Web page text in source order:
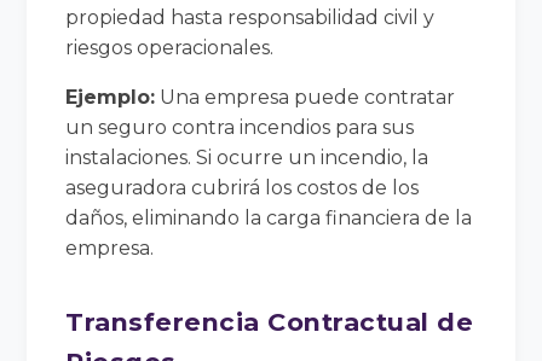
propiedad hasta responsabilidad civil y
riesgos operacionales.
Ejemplo: Una empresa puede contratar
un seguro contra incendios para sus
instalaciones. Si ocurre un incendio, la
aseguradora cubrirá los costos de los
daños, eliminando la carga financiera de la
empresa.
Transferencia Contractual de